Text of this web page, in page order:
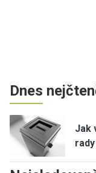
Dnes
Jak
rady